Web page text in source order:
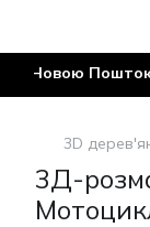
Новою Поштою
3D
3Д-